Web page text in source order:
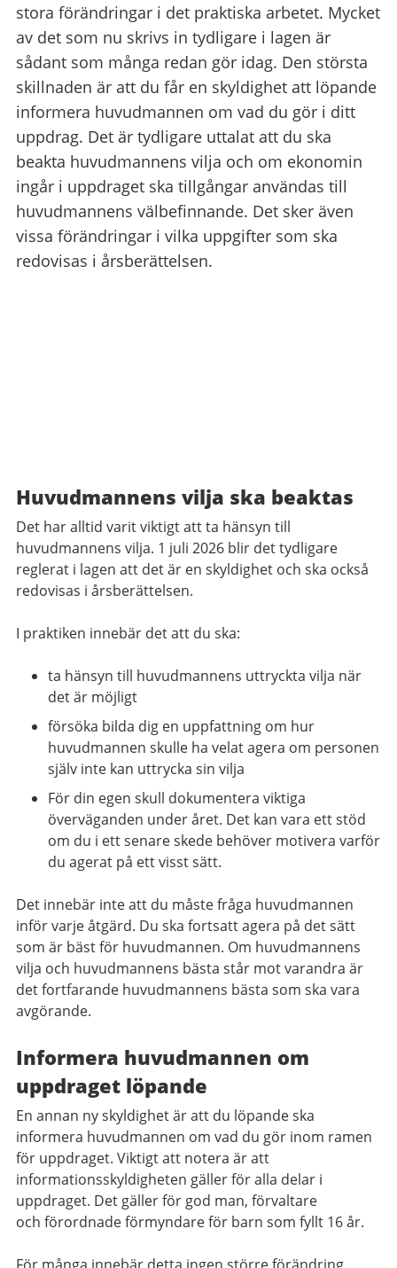
stora förändringar i det praktiska arbetet. Mycket
av det som nu skrivs in tydligare i lagen är
sådant som många redan gör idag. Den största
skillnaden är att du får en skyldighet att löpande
informera huvudmannen om vad du gör i ditt
uppdrag. Det är tydligare uttalat att du ska
beakta huvudmannens vilja och om ekonomin
ingår i uppdraget ska tillgångar användas till
huvudmannens välbefinnande. Det sker även
vissa förändringar i vilka uppgifter som ska
redovisas i årsberättelsen.
Huvudmannens vilja ska beaktas
Det har alltid varit viktigt att ta hänsyn till
huvudmannens vilja. 1 juli 2026 blir det tydligare
reglerat i lagen att det är en skyldighet och ska också
redovisas i årsberättelsen.
I praktiken innebär det att du ska:
ta hänsyn till huvudmannens uttryckta vilja när
det är möjligt
försöka bilda dig en uppfattning om hur
huvudmannen skulle ha velat agera om personen
själv inte kan uttrycka sin vilja
För din egen skull dokumentera viktiga
överväganden under året. Det kan vara ett stöd
om du i ett senare skede behöver motivera varför
du agerat på ett visst sätt.
Det innebär inte att du måste fråga huvudmannen
inför varje åtgärd. Du ska fortsatt agera på det sätt
som är bäst för huvudmannen. Om huvudmannens
vilja och huvudmannens bästa står mot varandra är
det fortfarande huvudmannens bästa som ska vara
avgörande.
Informera huvudmannen om
uppdraget löpande
En annan ny skyldighet är att du löpande ska
informera huvudmannen om vad du gör inom ramen
för uppdraget. Viktigt att notera är att
informationsskyldigheten gäller för alla delar i
uppdraget. Det gäller för god man, förvaltare
och förordnade förmyndare för barn som fyllt 16 år.